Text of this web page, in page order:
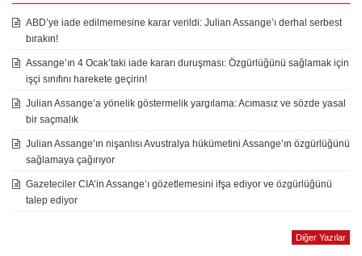
ABD’ye iade edilmemesine karar verildi: Julian Assange’ı derhal serbest
bırakın!
Assange’ın 4 Ocak’taki iade kararı duruşması: Özgürlüğünü sağlamak için
işçi sınıfını harekete geçirin!
Julian Assange’a yönelik göstermelik yargılama: Acımasız ve sözde yasal
bir saçmalık
Julian Assange’ın nişanlısı Avustralya hükümetini Assange’ın özgürlüğünü
sağlamaya çağırıyor
Gazeteciler CIA’in Assange’ı gözetlemesini ifşa ediyor ve özgürlüğünü
talep ediyor
Diğer Yazılar